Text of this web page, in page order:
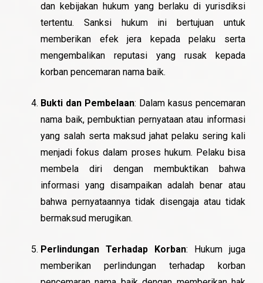
dan kebijakan hukum yang berlaku di yurisdiksi
tertentu. Sanksi hukum ini bertujuan untuk
memberikan efek jera kepada pelaku serta
mengembalikan reputasi yang rusak kepada
korban pencemaran nama baik.
Bukti dan Pembelaan: Dalam kasus pencemaran
nama baik, pembuktian pernyataan atau informasi
yang salah serta maksud jahat pelaku sering kali
menjadi fokus dalam proses hukum. Pelaku bisa
membela diri dengan membuktikan bahwa
informasi yang disampaikan adalah benar atau
bahwa pernyataannya tidak disengaja atau tidak
bermaksud merugikan.
Perlindungan Terhadap Korban: Hukum juga
memberikan perlindungan terhadap korban